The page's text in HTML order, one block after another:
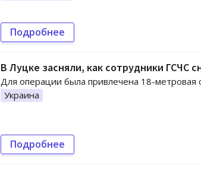
Подробнее
В Луцке засняли, как сотрудники ГСЧС
Для операции была привлечена 18-метровая
Украина
Подробнее